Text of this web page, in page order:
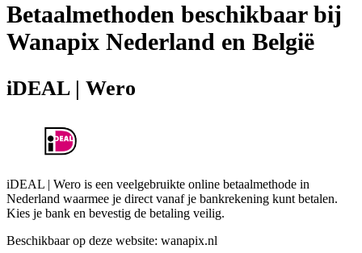
Betaalmethoden beschikbaar bij
Wanapix Nederland en België
iDEAL | Wero
iDEAL | Wero is een veelgebruikte online betaalmethode in
Nederland waarmee je direct vanaf je bankrekening kunt betalen.
Kies je bank en bevestig de betaling veilig.
Beschikbaar op deze website: wanapix.nl